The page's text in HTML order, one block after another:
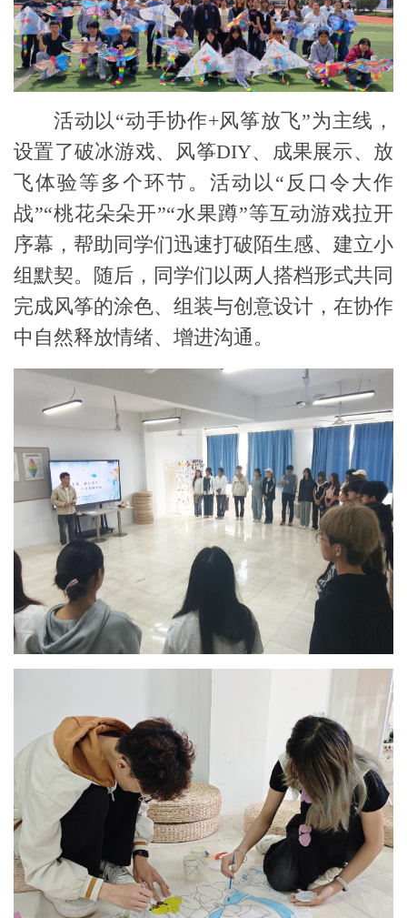
活动以“动手协作+风筝放飞”为主线，
设置了破冰游戏、风筝DIY、成果展示、 放
飞体验等多个环节。 活动以“反口令大作
战”“桃花朵朵开”“水果蹲”等互动游戏拉开
序幕 ，帮助同学们迅速打破陌生感、建立小
组默契。随后， 同学们以两人搭档形式共同
完成风筝的涂色、组装与创意设计，在协作
中自然释放情绪、增进沟通。